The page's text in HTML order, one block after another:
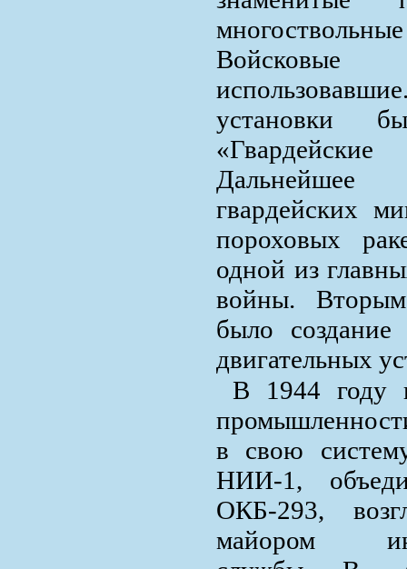
установки
Дальнейшее
гвардейских
пороховых
одной из
войны.
было
двигательных
В 1944 году
в свою
НИИ-1,
ОКБ-293,
майором